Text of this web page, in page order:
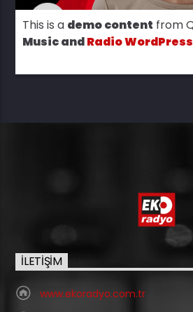
This is a demo content from
Music andRadio
İLETIŞIM
www.ekoradyo.com.tr